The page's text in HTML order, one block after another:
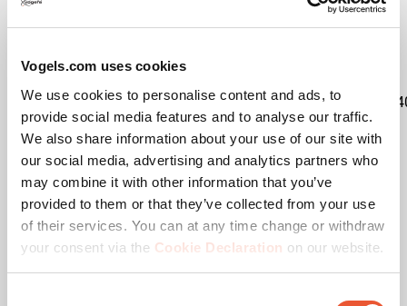
Vogels.com uses cookies
We use cookies to personalise content and ads, to
provide social media features and to analyse our traffic.
We also share information about your use of our site with
our social media, advertising and analytics partners who
may combine it with other information that you’ve
provided to them or that they’ve collected from your use
of their services. You can at any time change or withdraw
your consent via the Cookie Declaration on our website.
Kit content
Catégorie de produit Support de sol
Product Line Connect-it
Garantie 5 ans